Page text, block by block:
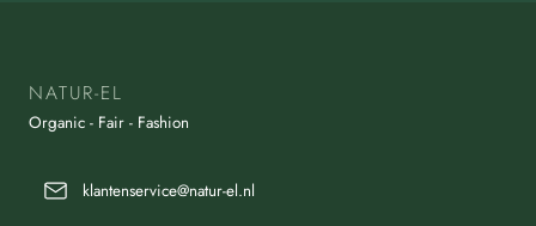
NATUR-EL
Organic - Fair - Fashion
klantenservice@natur-el.nl